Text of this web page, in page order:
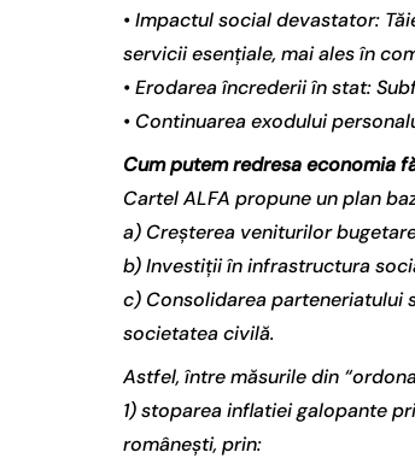
• Impactul social devastator:
servicii esențiale, mai ales în
• Erodarea încrederii în stat:
• Continuarea exodului
Cum putem redresa economia
Cartel ALFA propune un plan
a) Creșterea veniturilor
b) Investiții în infrastructura
c) Consolidarea parteneriatului
societatea civilă.
Astfel, între măsurile din
1) stoparea inflatiei galopante
românești, prin: